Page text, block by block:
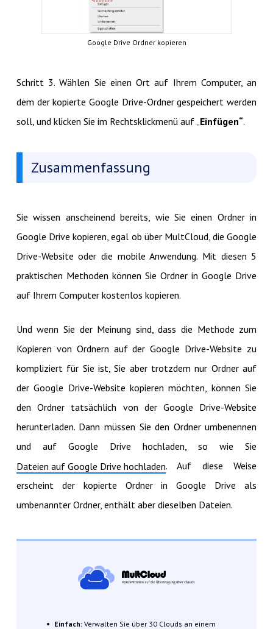
Google Drive Ordner kopieren
Schritt 3. Wählen Sie einen Ort auf Ihrem Computer, an
dem der kopierte Google Drive-Ordner gespeichert werden
soll, und klicken Sie im Rechtsklickmenü auf „Einfügen“.
Zusammenfassung
Sie wissen anscheinend bereits, wie Sie einen Ordner in
Google Drive kopieren, egal ob über MultCloud, die Google
Drive-Website oder die mobile Anwendung. Mit diesen 5
praktischen Methoden können Sie Ordner in Google Drive
auf Ihrem Computer kostenlos kopieren.
Und wenn Sie der Meinung sind, dass die Methode zum
Kopieren von Ordnern auf der Google Drive-Website zu
kompliziert für Sie ist, Sie aber trotzdem nur Ordner auf
der Google Drive-Website kopieren möchten, können Sie
den Ordner tatsächlich von der Google Drive-Website
herunterladen. Dann müssen Sie den Ordner umbenennen
und auf Google Drive hochladen, so wie Sie
Dateien auf Google Drive hochladen. Auf diese Weise
erscheint der kopierte Ordner in Google Drive als
umbenannter Ordner, enthält aber dieselben Dateien.
Einfach: Verwalten Sie über 30 Clouds an einem